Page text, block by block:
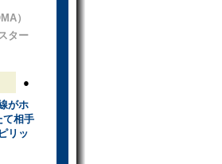
）
ター
●
がホ
て相手
リッ